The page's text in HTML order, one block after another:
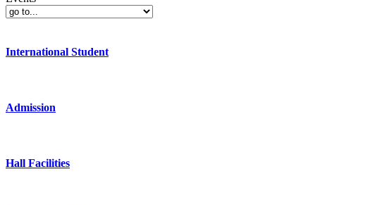
International Student
Admission
Hall Facilities